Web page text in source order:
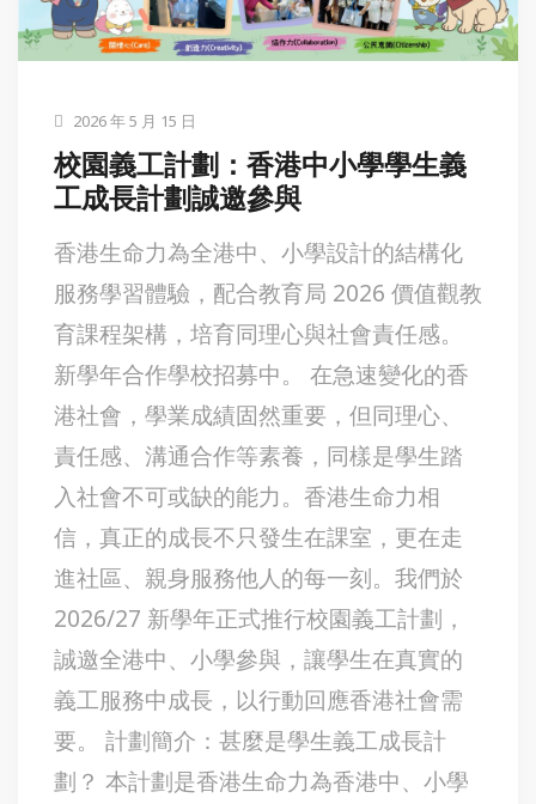
2026 年 5 月 15 日
校園義工計劃：香港中小學學生義
工成長計劃誠邀參與
香港生命力為全港中、小學設計的結構化
服務學習體驗，配合教育局 2026 價值觀教
育課程架構，培育同理心與社會責任感。
新學年合作學校招募中。 在急速變化的香
港社會，學業成績固然重要，但同理心、
責任感、溝通合作等素養，同樣是學生踏
入社會不可或缺的能力。香港生命力相
信，真正的成長不只發生在課室，更在走
進社區、親身服務他人的每一刻。我們於
2026/27 新學年正式推行校園義工計劃，
誠邀全港中、小學參與，讓學生在真實的
義工服務中成長，以行動回應香港社會需
要。 計劃簡介：甚麼是學生義工成長計
劃？ 本計劃是香港生命力為香港中、小學